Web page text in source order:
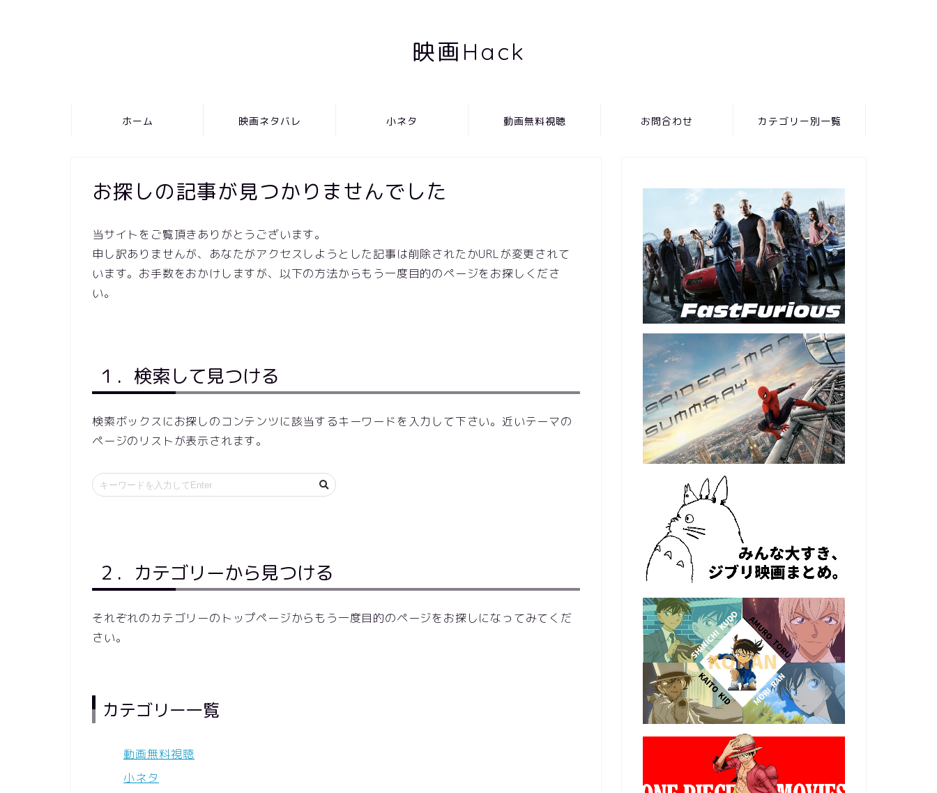
映画Hack
ホーム 映画ネタバレ 小ネタ 動画無料視聴 お問合わせ カテゴリー別一覧
お探しの記事が見つかりませんでした
当サイトをご覧頂きありがとうございます。
申し訳ありませんが、あなたがアクセスしようとした記事は削除されたかURLが変更されて
います。お手数をおかけしますが、以下の方法からもう一度目的のページをお探しくださ
い。
１．検索して見つける
検索ボックスにお探しのコンテンツに該当するキーワードを入力して下さい。近いテーマの
ページのリストが表示されます。
２．カテゴリーから見つける
それぞれのカテゴリーのトップページからもう一度目的のページをお探しになってみてくだ
さい。
カテゴリー一覧
動画無料視聴
小ネタ